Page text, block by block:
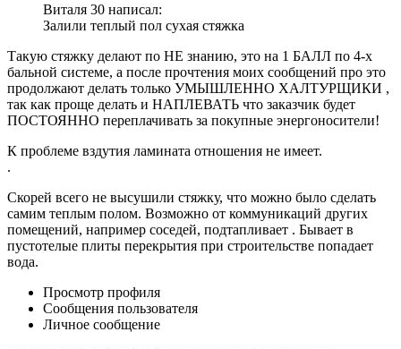
Виталя 30 написал:
Залили теплый пол сухая стяжка
Такую стяжку делают по НЕ знанию, это на 1 БАЛЛ по 4-х
бальной системе, а после прочтения моих сообщений про это
продолжают делать только УМЫШЛЕННО ХАЛТУРЩИКИ ,
так как проще делать и НАПЛЕВАТЬ что заказчик будет
ПОСТОЯННО переплачивать за покупные энергоносители!
К проблеме вздутия ламината отношения не имеет.
.
Скорей всего не высушили стяжку, что можно было сделать
самим теплым полом. Возможно от коммуникаций других
помещений, например соседей, подтапливает . Бывает в
пустотелые плиты перекрытия при строительстве попадает
вода.
Просмотр профиля
Сообщения пользователя
Личное сообщение